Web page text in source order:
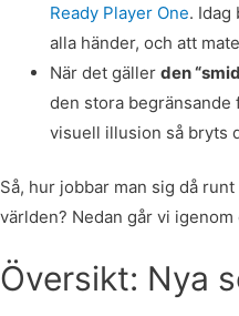
Ready Player One. Idag
alla händer, och att
När det gäller den
den stora begränsande
visuell illusion så bryts
Så, hur jobbar man sig då
världen? Nedan går vi
Översikt: Nya